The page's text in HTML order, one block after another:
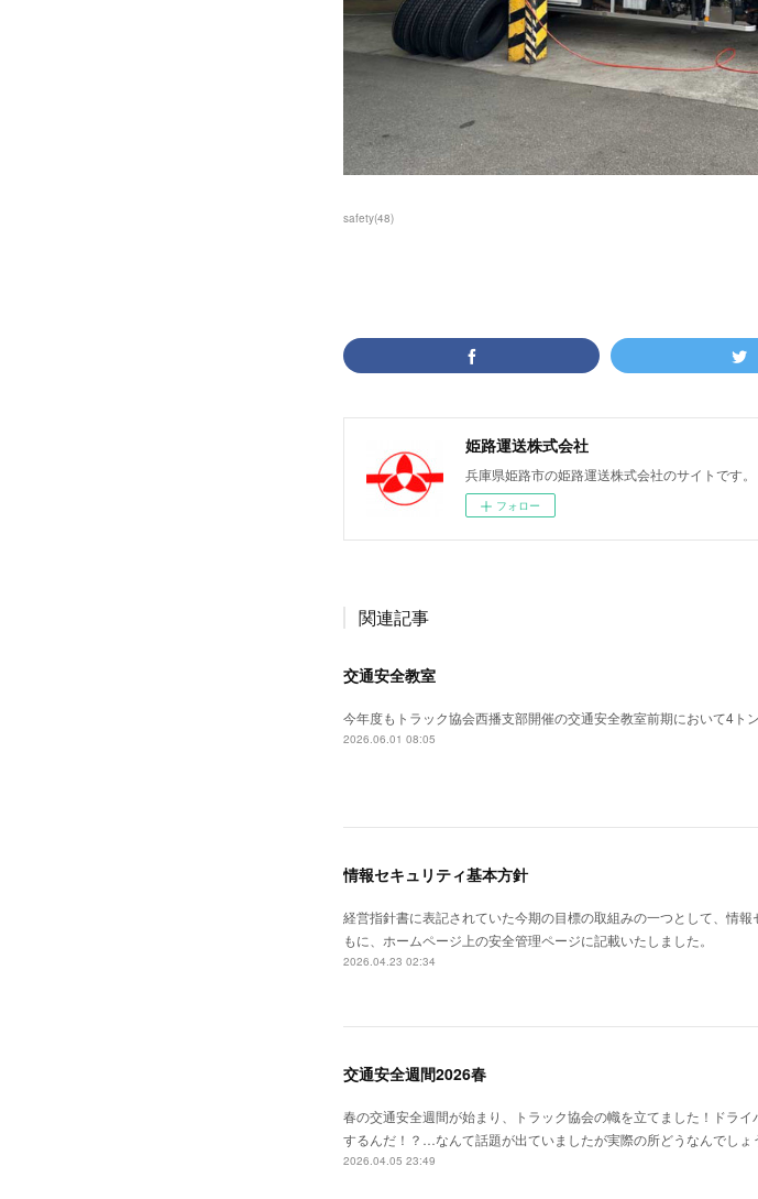
safety(48)
姫路運送株式会社
兵庫県姫路市の姫路運送株式会社のサイトです
フォロー
関連記事
交通安全教室
今年度もトラック協会西播支部開催の交通安全教室前期において4ト
2026.06.01 08:05
情報セキュリティ基本方針
経営指針書に表記されていた今期の目標の取組みの一つとして、情
もに、ホームページ上の安全管理ページに記載いたしました。
2026.04.23 02:34
交通安全週間2026春
春の交通安全週間が始まり、トラック協会の幟を立てました！ドラ
するんだ！？…なんて話題が出ていましたが実際の所どうなんでしょ
2026.04.05 23:49